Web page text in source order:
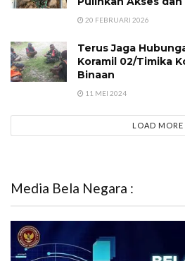
20 FEBRUARI 2026
Terus Jaga
Koramil 02/Timika
Binaan
11 MEI 2024
LOAD MORE
Media Bela Negara :